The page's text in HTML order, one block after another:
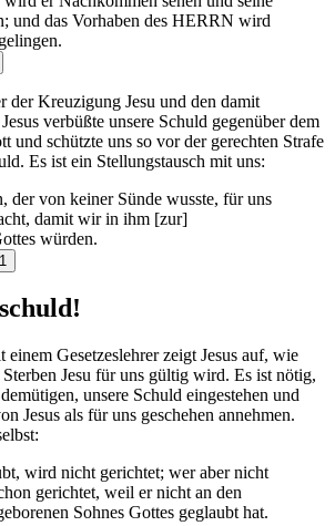
und das Vorhaben des HERRN wird
der Kreuzigung Jesu und den damit
verbüßte unsere Schuld gegenüber dem
und schützte uns so vor der gerechten Strafe
Es ist ein Stellungstausch mit uns:
der von keiner Sünde wusste, für uns
damit wir in ihm [zur]
würden.
einem Gesetzeslehrer zeigt Jesus auf, wie
Sterben Jesu für uns gültig wird. Es ist nötig,
unsere Schuld eingestehen und
Jesus als für uns geschehen annehmen.
wird nicht gerichtet; wer aber nicht
gerichtet, weil er nicht an den
Sohnes Gottes geglaubt hat.